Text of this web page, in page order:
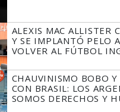
ALEXIS MAC ALLISTER
Y SE IMPLANTÓ PELO
VOLVER AL FÚTBOL
CHAUVINISMO BOBO Y
CON BRASIL: LOS
SOMOS DERECHOS Y